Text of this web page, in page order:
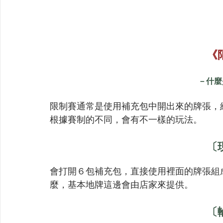
－什
限制賽通常是使用補充包中開出來的牌張
根據賽制的不同，會有不一樣的玩法。
會打開６包補充包，直接使用裡面的牌張
麼，基本地牌這邊會由店家來提供。